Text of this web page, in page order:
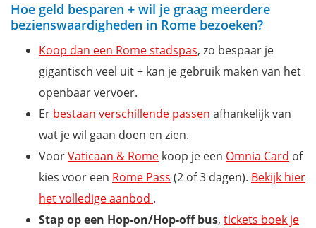
Hoe geld besparen + wil je graag meerdere
bezienswaardigheden in Rome bezoeken?
Koop dan een Rome stadspas, zo bespaar je
gigantisch veel uit + kan je gebruik maken van het
openbaar vervoer.
Er bestaan verschillende passen afhankelijk van
wat je wil gaan doen en zien.
VoorVaticaan & Rome koop je een Omnia Card of
kies voor een Rome Pass (2 of 3 dagen). Bekijk hier
het volledige aanbod .
Stap op een Hop-on/Hop-off bus, tickets boek je